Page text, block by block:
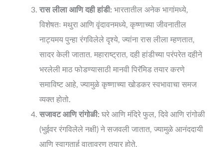
रास लीला आणि दही हांडी: भारतातील अनेक भागांमध्ये,
विशेषतः मथुरा आणि वृंदावनमध्ये, कृष्णाच्या जीवनातील
नाट्यमय पुन्हा रंगविलेले दृश्ये, ज्यांना रास लीला म्हणतात,
सादर केली जातात. महाराष्ट्रात, दही हांडीच्या परंपरेत दहीने
भरलेली माठ फोडण्यासाठी मानवी पिरॅमिड तयार करणे
समाविष्ट आहे, ज्यामुळे कृष्णाच्या खोडकर स्वभावाचा समज
व्यक्त होतो.
सजावट आणि रांगोळी: घरे आणि मंदिरे फुल, दिवे आणि रांगोळी
(भुईवर रंगविलेले नक्षी) ने सजवली जातात, ज्यामुळे आनंददायी
आणि स्वागतार्ह वातावरण तयार होते.